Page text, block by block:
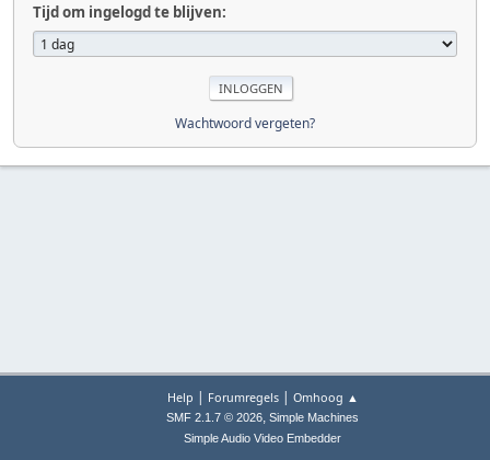
Tijd om ingelogd te blijven:
Wachtwoord vergeten?
Help | Forumregels| Omhoog ▲
SMF 2.1.7 © 2026, Simple Machines
Simple Audio Video Embedder